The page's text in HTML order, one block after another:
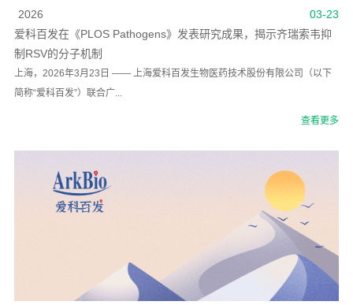
03-23
2026
爱科百发在《PLOS Pathogens》发表研究成果，揭示齐瑞索韦抑
制RSV的分子机制
上海，2026年3月23日 —— 上海爱科百发生物医药技术股份有限公司（以下
简称“爱科百发”）联合广...
查看更多